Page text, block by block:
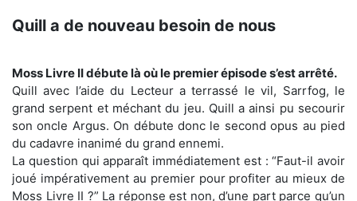
Quill a de nouveau besoin de nous
Moss Livre II débute là où le premier épisode s’est arrêté.
Quill avec l’aide du Lecteur a terrassé le vil, Sarrfog, le
grand serpent et méchant du jeu. Quill a ainsi pu secourir
son oncle Argus. On débute donc le second opus au pied
du cadavre inanimé du grand ennemi.
La question qui apparaît immédiatement est : “Faut-il avoir
joué impérativement au premier pour profiter au mieux de
Moss Livre II ?” La réponse est non, d’une part parce qu’un